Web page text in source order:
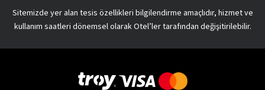
Sitemizde yer alan tesis özellikleri bilgilendirme amaçlıdır, hizmet ve
kullanım saatleri dönemsel olarak Otel’ler tarafından değişitirilebilir.